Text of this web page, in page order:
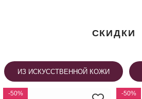
СКИДКИ
ИЗ ИСКУССТВЕННОЙ КОЖИ
-50% -50%